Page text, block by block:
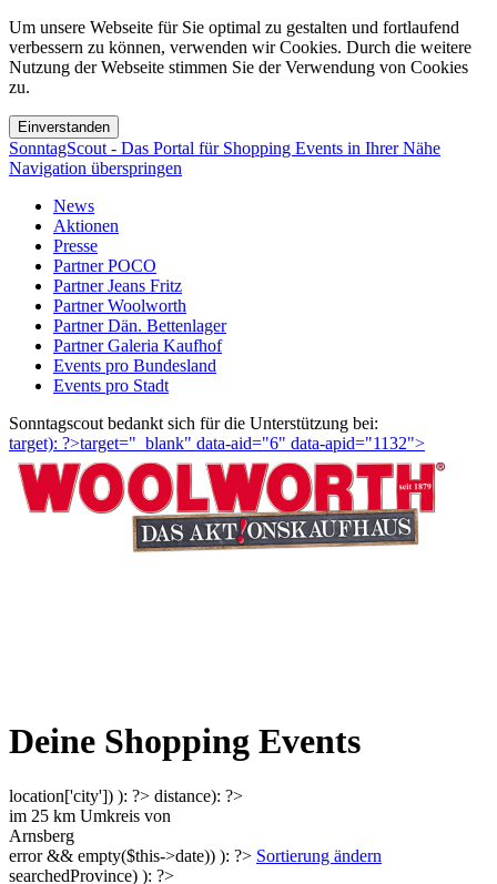
Um unsere Webseite für Sie optimal zu gestalten und fortlaufend
verbessern zu können, verwenden wir Cookies. Durch die weitere
Nutzung der Webseite stimmen Sie der Verwendung von Cookies
zu.
SonntagScout - Das Portal für Shopping Events in Ihrer Nähe
Navigation überspringen
News
Aktionen
Presse
Partner POCO
Partner Jeans Fritz
Partner Woolworth
Partner Dän. Bettenlager
Partner Galeria Kaufhof
Events pro Bundesland
Events pro Stadt
Sonntagscout bedankt sich für die Unterstützung bei:
target): ?>target="_blank" data-aid="6" data-apid="1132">
Deine Shopping Events
location['city']) ): ?> distance): ?>
im 25 km Umkreis von
Arnsberg
error && empty($this->date)) ): ?> Sortierung ändern
searchedProvince) ): ?>